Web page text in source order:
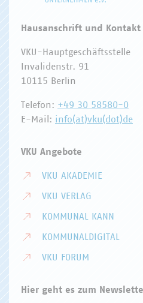
Hausanschrift und Kontakt
VKU-Hauptgeschäftsstelle
Invalidenstr. 91
10115 Berlin
Telefon: +49 30 58580-0
E-Mail: info(at)vku(dot)de
VKU Angebote
VKU AKADEMIE
VKU VERLAG
KOMMUNAL KANN
KOMMUNALDIGITAL
VKU FORUM
Hier geht es zum